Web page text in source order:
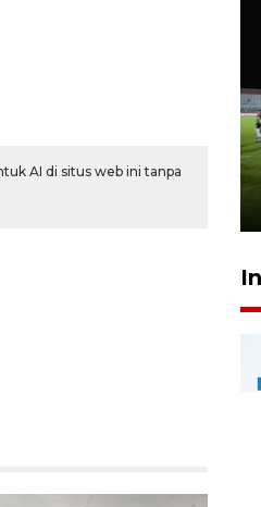
AI di situs web ini tanpa